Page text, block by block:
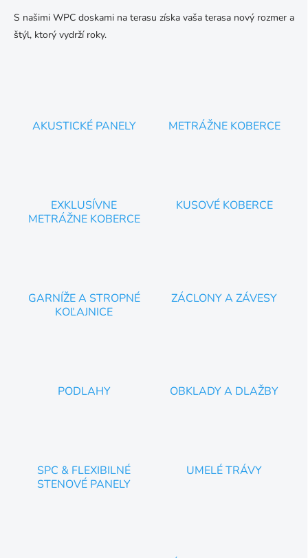
S našimi WPC doskami na terasu získa vaša terasa nový rozmer a
štýl, ktorý vydrží roky.
AKUSTICKÉ PANELY METRÁŽNE KOBERCE
EXKLUSÍVNE
METRÁŽNE KOBERCE
KUSOVÉ KOBERCE
GARNÍŽE A STROPNÉ
KOĽAJNICE
ZÁCLONY A ZÁVESY
PODLAHY OBKLADY A DLAŽBY
SPC & FLEXIBILNÉ
STENOVÉ PANELY
UMELÉ TRÁVY